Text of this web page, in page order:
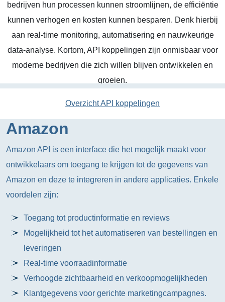
bedrijven hun processen kunnen stroomlijnen, de efficiëntie
kunnen verhogen en kosten kunnen besparen. Denk hierbij
aan real-time monitoring, automatisering en nauwkeurige
data-analyse. Kortom, API koppelingen zijn onmisbaar voor
moderne bedrijven die zich willen blijven ontwikkelen en
groeien.
Overzicht API koppelingen
Amazon
Amazon API is een interface die het mogelijk maakt voor
ontwikkelaars om toegang te krijgen tot de gegevens van
Amazon en deze te integreren in andere applicaties. Enkele
voordelen zijn:
Toegang tot productinformatie en reviews
Mogelijkheid tot het automatiseren van bestellingen en
leveringen
Real-time voorraadinformatie
Verhoogde zichtbaarheid en verkoopmogelijkheden
Klantgegevens voor gerichte marketingcampagnes.